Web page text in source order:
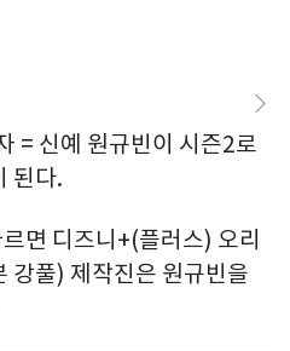
= 신예 원규빈이 시즌2로
된다.
면 디즈니+(플러스) 오리
풀) 제작진은 원규빈을